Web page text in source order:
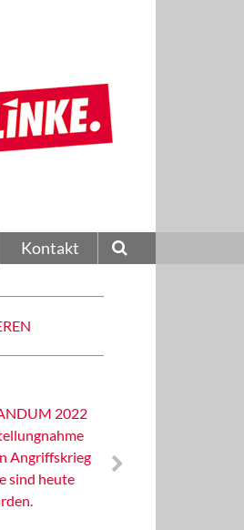
Kontakt
2022
Angriffskrieg
sind heute